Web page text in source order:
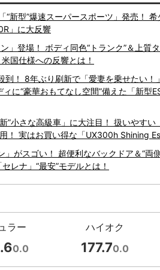
新型”爆速スーパースポーツ」発売！
」に大反響
」登場！ ボディ同色“トランク”＆上質
国仕様への反響とは！
到！ 8年ぶり刷新で「愛妻を乗せたい！
に“豪華おもてなし空間”備えた「新型
”小さな高級車」に大注目！ 扱いやす
！ 実はお買い得な「UX300h Shining
」がスゴい！ 超便利なバックドア＆“両
レナ」“最安”モデルとは！
ラー
0.0
ハイオク
177.70.0